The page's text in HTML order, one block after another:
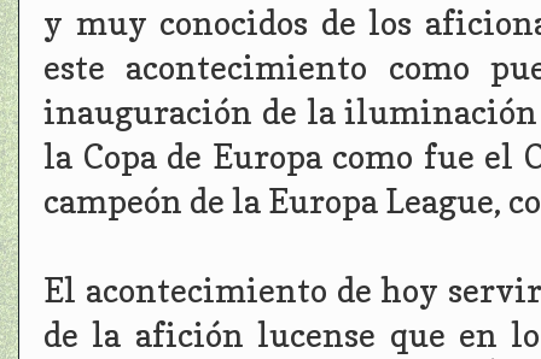
y muy conocidos de los
este acontecimiento como
inauguración de la
la Copa de Europa como fue el
campeón de la Europa League,
El acontecimiento de hoy
de la afición lucense que en